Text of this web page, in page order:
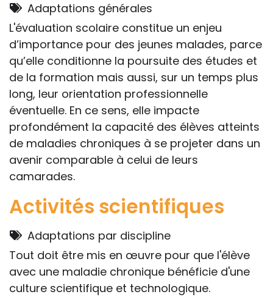
Adaptations générales
L'évaluation scolaire constitue un enjeu
d’importance pour des jeunes malades, parce
qu’elle conditionne la poursuite des études et
de la formation mais aussi, sur un temps plus
long, leur orientation professionnelle
éventuelle. En ce sens, elle impacte
profondément la capacité des élèves atteints
de maladies chroniques à se projeter dans un
avenir comparable à celui de leurs
camarades.
Activités scientifiques
Adaptations par discipline
Tout doit être mis en œuvre pour que l'élève
avec une maladie chronique bénéficie d'une
culture scientifique et technologique.